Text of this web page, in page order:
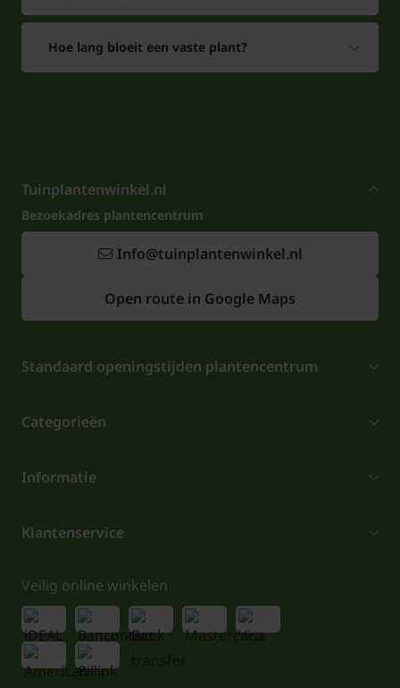
Hoe lang bloeit een vaste plant?
Tuinplantenwinkel.nl
Bezoekadres plantencentrum
Info@tuinplantenwinkel.nl
Open route in Google Maps
Standaard openingstijden plantencentrum
Categorieën
Informatie
Klantenservice
Veilig online winkelen